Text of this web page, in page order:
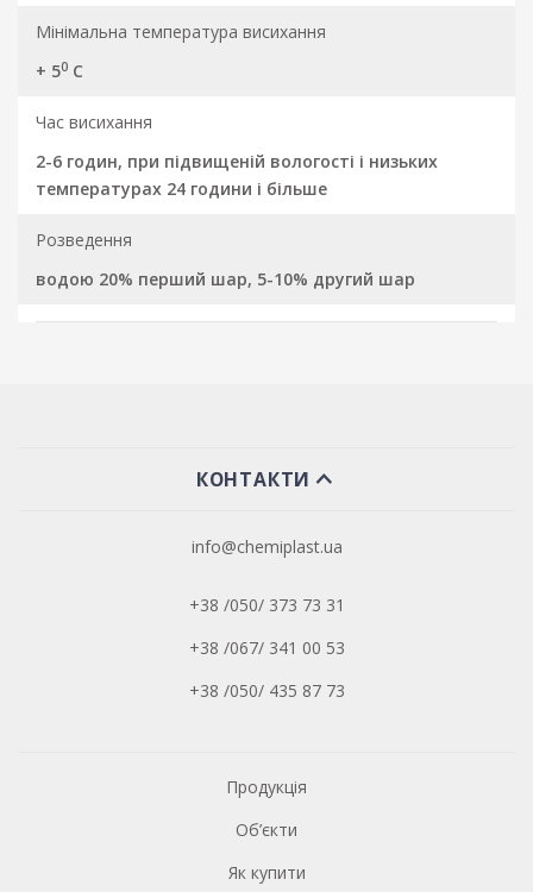
Мінімальна температура висихання
+ 50 С
Час висихання
2-6 годин, при підвищеній вологості і низьких
температурах 24 години і більше
Розведення
водою 20% перший шар, 5-10% другий шар
КОНТАКТИ
info@chemiplast.ua
+38 /050/ 373 73 31
+38 /067/ 341 00 53
+38 /050/ 435 87 73
Продукція
Об’єкти
Як купити